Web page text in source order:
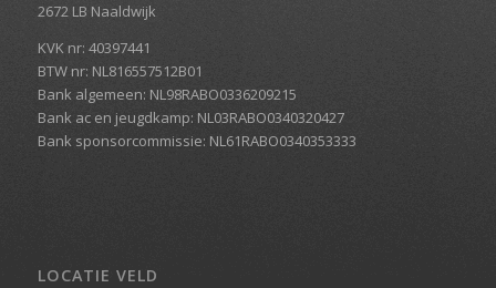
2672 LB Naaldwijk
KVK nr: 40397441
BTW nr: NL816557512B01
Bank algemeen: NL98RABO0336209215
Bank ac en jeugdkamp: NL03RABO0340320427
Bank sponsorcommissie: NL61RABO0340353333
LOCATIE VELD